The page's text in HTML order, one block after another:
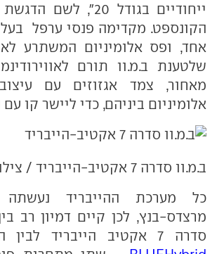
ייחודיים בגודל 20",
אחד, ופס אלומיניום המשתרע
שלטענת ב.מ.וו תורם
מאחור, צמד אגזוזים עם
אלומיניום ביניהם, כדי ליישר קו
ב.מ.וו סדרה 7 אקטיב-הייבריד / צילומים: יצרן
כל מערכת ההייבריד
מרצדס-בנץ, לכן קיים דמיון רב
סדרה 7 אקטיב הייבריד לבין ה